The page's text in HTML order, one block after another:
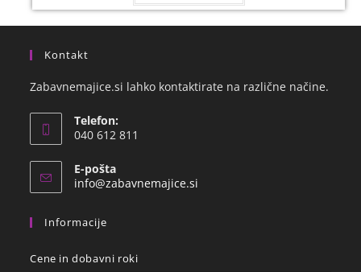
Kontakt
Zabavnemajice.si lahko kontaktirate na različne načine.
Telefon:
040 612 811
E-pošta
info@zabavnemajice.si
Informacije
Cene in dobavni roki